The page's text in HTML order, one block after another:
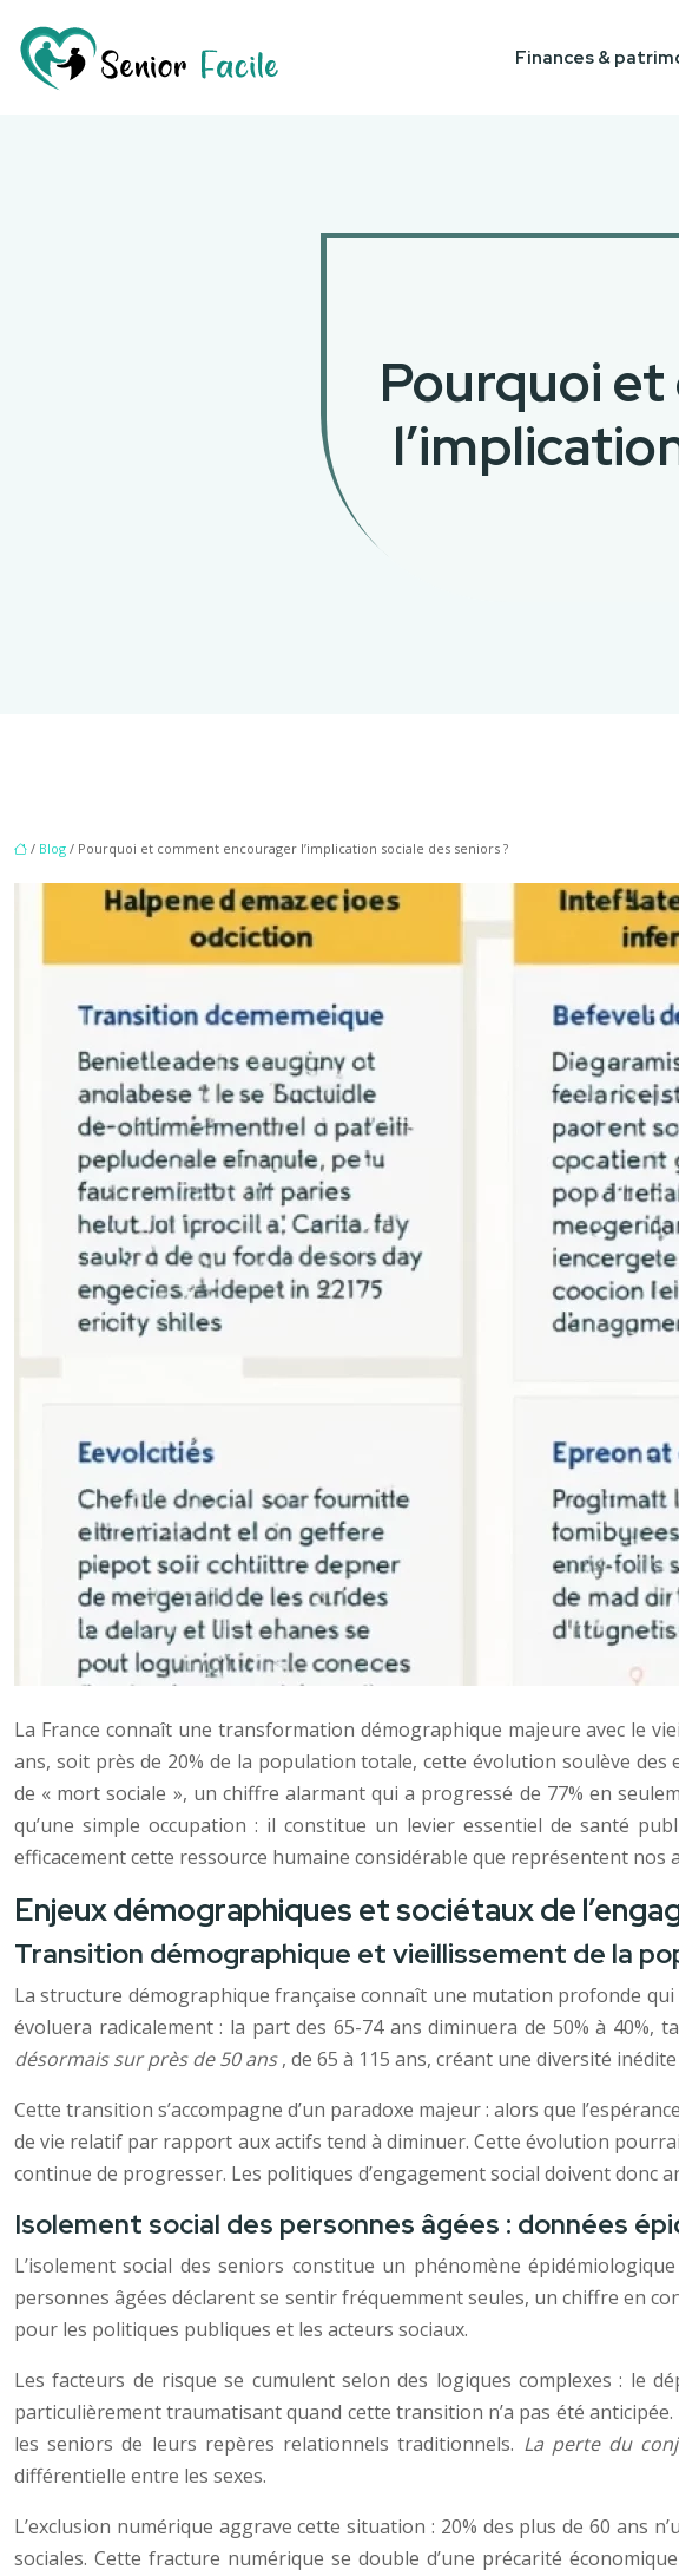
Finances &
Pourquoi
/ Blog / Pourquoi et comment encourager l’implication sociale des seniors ?
La France connaît une transformation démographique majeure avec le
ans, soit près de 20% de la population totale, cette évolution soulève des
de « mort sociale », un chiffre alarmant qui a progressé de 77% en
qu’une simple occupation : il constitue un levier essentiel de santé
efficacement cette ressource humaine considérable que représentent nos
Enjeux démographiques et sociétaux de
Transition démographique et vieillissement de la
La structure démographique française connaît une mutation profonde qui
évoluera radicalement : la part des 65-74 ans diminuera de 50% à
désormais sur près de 50 ans, de 65 à 115 ans, créant une diversité
Cette transition s’accompagne d’un paradoxe majeur : alors que
de vie relatif par rapport aux actifs tend à diminuer. Cette évolution
continue de progresser. Les politiques d’engagement social doivent
Isolement social des personnes âgées : données
L’isolement social des seniors constitue un phénomène
personnes âgées déclarent se sentir fréquemment seules, un chiffre en
pour les politiques publiques et les acteurs sociaux.
Les facteurs de risque se cumulent selon des logiques complexes : le
particulièrement traumatisant quand cette transition n’a pas été
les seniors de leurs repères relationnels traditionnels. La perte du
différentielle entre les sexes.
L’exclusion numérique aggrave cette situation : 20% des plus de 60 ans
sociales. Cette fracture numérique se double d’une précarité